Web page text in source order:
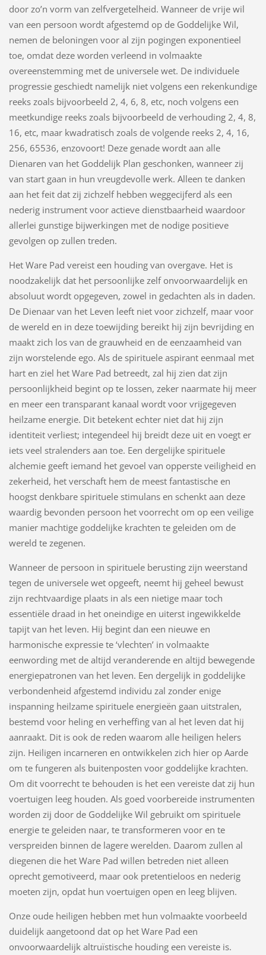
door zo’n vorm van zelfvergetelheid. Wanneer de vrije wil
van een persoon wordt afgestemd op de Goddelijke Wil,
nemen de beloningen voor al zijn pogingen exponentieel
toe, omdat deze worden verleend in volmaakte
overeenstemming met de universele wet. De individuele
progressie geschiedt namelijk niet volgens een rekenkundige
reeks zoals bijvoorbeeld 2, 4, 6, 8, etc, noch volgens een
meetkundige reeks zoals bijvoorbeeld de verhouding 2, 4, 8,
16, etc, maar kwadratisch zoals de volgende reeks 2, 4, 16,
256, 65536, enzovoort! Deze genade wordt aan alle
Dienaren van het Goddelijk Plan geschonken, wanneer zij
van start gaan in hun vreugdevolle werk. Alleen te danken
aan het feit dat zij zichzelf hebben weggecijferd als een
nederig instrument voor actieve dienstbaarheid waardoor
allerlei gunstige bijwerkingen met de nodige positieve
gevolgen op zullen treden.
Het Ware Pad vereist een houding van overgave. Het is
noodzakelijk dat het persoonlijke zelf onvoorwaardelijk en
absoluut wordt opgegeven, zowel in gedachten als in daden.
De Dienaar van het Leven leeft niet voor zichzelf, maar voor
de wereld en in deze toewijding bereikt hij zijn bevrijding en
maakt zich los van de grauwheid en de eenzaamheid van
zijn worstelende ego. Als de spirituele aspirant eenmaal met
hart en ziel het Ware Pad betreedt, zal hij zien dat zijn
persoonlijkheid begint op te lossen, zeker naarmate hij meer
en meer een transparant kanaal wordt voor vrijgegeven
heilzame energie. Dit betekent echter niet dat hij zijn
identiteit verliest; integendeel hij breidt deze uit en voegt er
iets veel stralenders aan toe. Een dergelijke spirituele
alchemie geeft iemand het gevoel van opperste veiligheid en
zekerheid, het verschaft hem de meest fantastische en
hoogst denkbare spirituele stimulans en schenkt aan deze
waardig bevonden persoon het voorrecht om op een veilige
manier machtige goddelijke krachten te geleiden om de
wereld te zegenen.
Wanneer de persoon in spirituele berusting zijn weerstand
tegen de universele wet opgeeft, neemt hij geheel bewust
zijn rechtvaardige plaats in als een nietige maar toch
essentiële draad in het oneindige en uiterst ingewikkelde
tapijt van het leven. Hij begint dan een nieuwe en
harmonische expressie te ‘vlechten’ in volmaakte
eenwording met de altijd veranderende en altijd bewegende
energiepatronen van het leven. Een dergelijk in goddelijke
verbondenheid afgestemd individu zal zonder enige
inspanning heilzame spirituele energieën gaan uitstralen,
bestemd voor heling en verheffing van al het leven dat hij
aanraakt. Dit is ook de reden waarom alle heiligen helers
zijn. Heiligen incarneren en ontwikkelen zich hier op Aarde
om te fungeren als buitenposten voor goddelijke krachten.
Om dit voorrecht te behouden is het een vereiste dat zij hun
voertuigen leeg houden. Als goed voorbereide instrumenten
worden zij door de Goddelijke Wil gebruikt om spirituele
energie te geleiden naar, te transformeren voor en te
verspreiden binnen de lagere werelden. Daarom zullen al
diegenen die het Ware Pad willen betreden niet alleen
oprecht gemotiveerd, maar ook pretentieloos en nederig
moeten zijn, opdat hun voertuigen open en leeg blijven.
Onze oude heiligen hebben met hun volmaakte voorbeeld
duidelijk aangetoond dat op het Ware Pad een
onvoorwaardelijk altruïstische houding een vereiste is.